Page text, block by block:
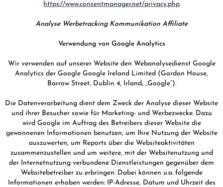
https://www.consentmanager.net/privacy.php
Analyse Werbetracking Kommunikation Affiliate
Verwendung von Google Analytics
Wir verwenden auf unserer Website den Webanalysedienst Google
Analytics der Google Google Ireland Limited (Gordon House,
Barrow Street, Dublin 4, Irland; „Google“).
Die Datenverarbeitung dient dem Zweck der Analyse dieser Website
und ihrer Besucher sowie für Marketing- und Werbezwecke. Dazu
wird Google im Auftrag des Betreibers dieser Website die
gewonnenen Informationen benutzen, um Ihre Nutzung der Website
auszuwerten, um Reports über die Websiteaktivitäten
zusammenzustellen und um weitere, mit der Websitenutzung und
der Internetnutzung verbundene Dienstleistungen gegenüber dem
Websitebetreiber zu erbringen. Dabei können u.a. folgende
Informationen erhoben werden: IP-Adresse, Datum und Uhrzeit des